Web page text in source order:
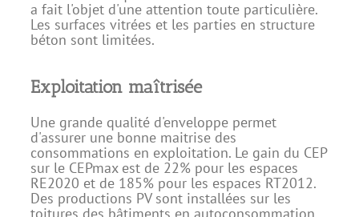
a fait l'objet d'une attention toute particulière.
Les surfaces vitrées et les parties en structure
béton sont limitées.
Exploitation maîtrisée
Une grande qualité d'enveloppe permet
d'assurer une bonne maitrise des
consommations en exploitation. Le gain du CEP
sur le CEPmax est de 22% pour les espaces
RE2020 et de 185% pour les espaces RT2012.
Des productions PV sont installées sur les